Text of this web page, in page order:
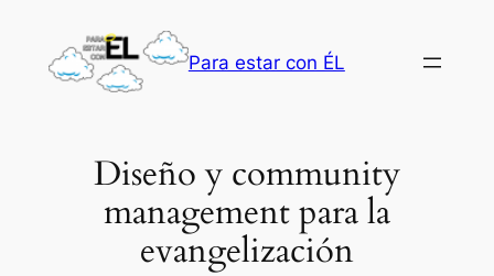
contenido
Para estar con ÉL
Diseño y community
management para la
evangelización